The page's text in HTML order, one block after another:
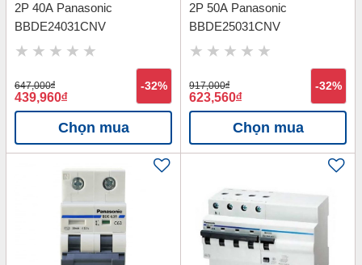
2P 40A Panasonic
BBDE24031CNV
647,000đ
439,960đ
-32%
Chọn mua
2P 50A Panasonic
BBDE25031CNV
917,000đ
623,560đ
-32%
Chọn mua